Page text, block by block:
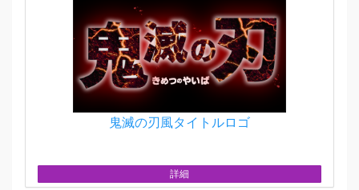
鬼滅の刃風タイトルロゴ
詳細